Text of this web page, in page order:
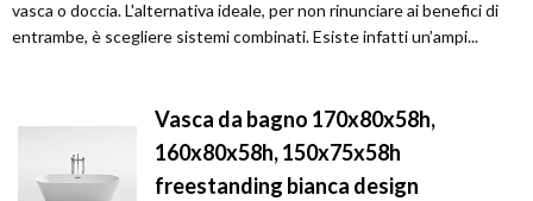
vasca o doccia. L'alternativa ideale, per non rinunciare ai benefici di
entrambe, è scegliere sistemi combinati. Esiste infatti un’ampi...
Vasca da bagno 170x80x58h,
160x80x58h, 150x75x58h
freestanding bianca design